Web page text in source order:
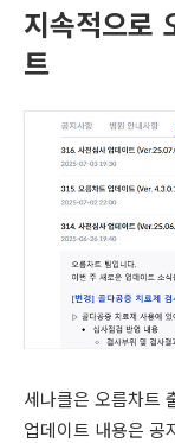
지속적으로
트
세나클은 오름차트
업데이트 내용은 공